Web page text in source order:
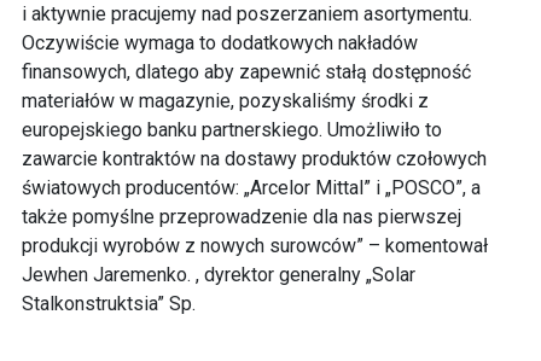
i aktywnie pracujemy nad poszerzaniem asortymentu.
Oczywiście wymaga to dodatkowych nakładów
finansowych, dlatego aby zapewnić stałą dostępność
materiałów w magazynie, pozyskaliśmy środki z
europejskiego banku partnerskiego. Umożliwiło to
zawarcie kontraktów na dostawy produktów czołowych
światowych producentów: „Arcelor Mittal” i „POSCO”, a
także pomyślne przeprowadzenie dla nas pierwszej
produkcji wyrobów z nowych surowców” – komentował
Jewhen Jaremenko. , dyrektor generalny „Solar
Stalkonstruktsia” Sp.